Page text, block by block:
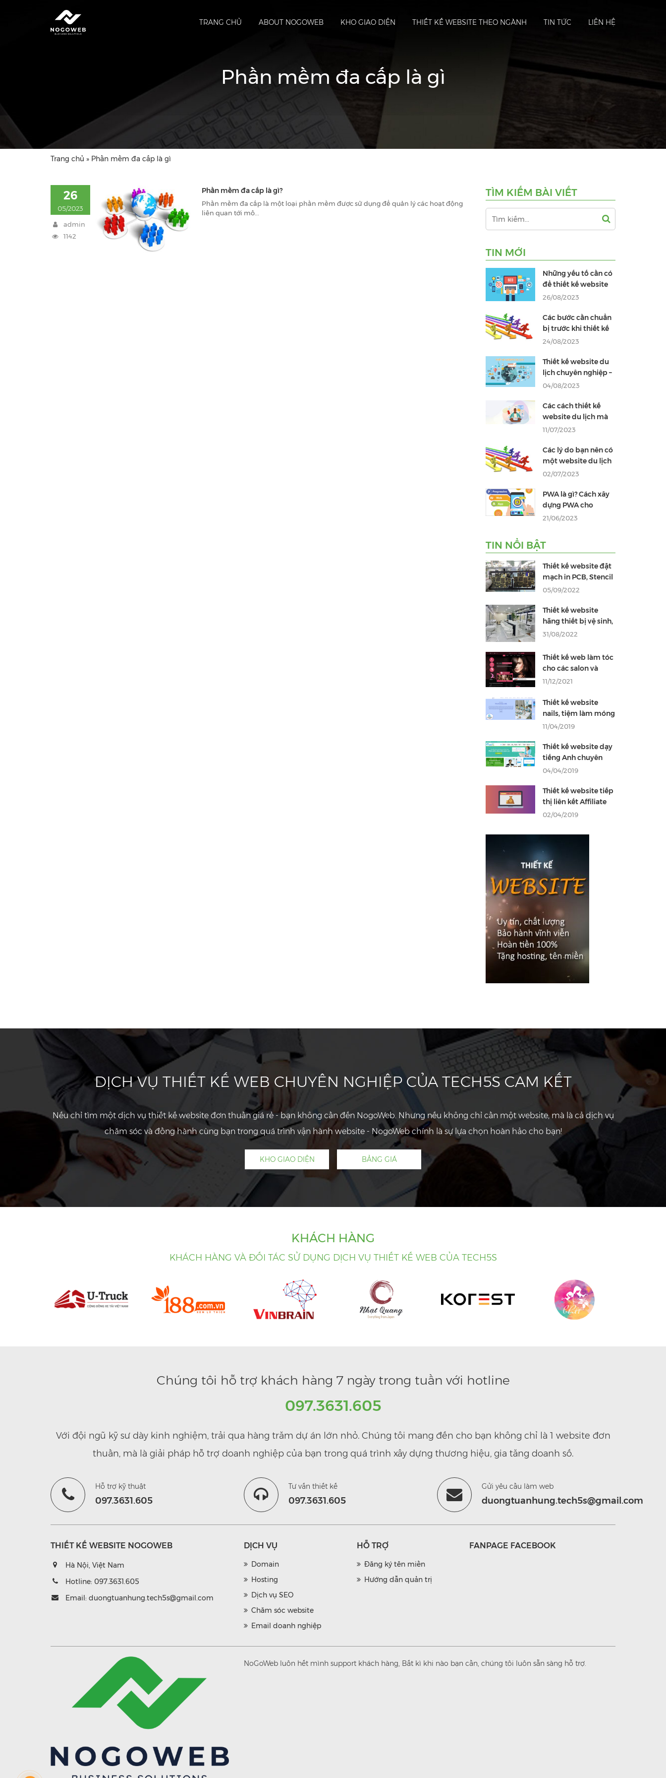
TRANG CHỦ ABOUT NOGOWEB KHO GIAO DIỆN THIẾT KẾ WEBSITE THEO NGÀNH TIN TỨC LIÊN HỆ
Phần mềm đa cấp là gì
Trang chủ » Phần mềm đa cấp là gì
26
05/2023
admin
1142
Phần mềm đa cấp là gì?
Phần mềm đa cấp là một loại phần mềm được sử dụng để quản lý các hoạt động
liên quan tới mô...
TÌM KIẾM BÀI VIẾT
TIN MỚI
Những yếu tố cần có
để thiết kế website
du lịch đẹp
26/08/2023
Các bước cần chuẩn
bị trước khi thiết kế
website du lịch
24/08/2023
Thiết kế website du
lịch chuyên nghiệp –
chuẩn SEO
04/08/2023
Các cách thiết kế
website du lịch mà
bạn không thể bỏ
11/07/2023
Các lý do bạn nên có
một website du lịch
02/07/2023
PWA là gì? Cách xây
dựng PWA cho
website
21/06/2023
TIN NỔI BẬT
Thiết kế website đặt
mạch in PCB, Stencil
05/09/2022
Thiết kế website
hãng thiết bị vệ sinh,
phòng tắm chuyên
31/08/2022
Thiết kế web làm tóc
cho các salon và
tiệm làm tóc chuyên
11/12/2021
Thiết kế website
nails, tiệm làm móng
chuyên nghiệp thu
11/04/2019
Thiết kế website dạy
tiếng Anh chuyên
nghiệp thu hút học
04/04/2019
Thiết kế website tiếp
thị liên kết Affiliate
kiếm tiền online hiệu
02/04/2019
DỊCH VỤ THIẾT KẾ WEB CHUYÊN NGHIỆP CỦA TECH5S CAM KẾT
Nếu chỉ tìm một dịch vụ thiết kế website đơn thuần giá rẻ - bạn không cần đến NogoWeb. Nhưng nếu không chỉ cần một website, mà là cả dịch vụ
chăm sóc và đồng hành cùng bạn trong quá trình vận hành website - NogoWeb chính là sự lựa chọn hoàn hảo cho bạn!
KHO GIAO DIỆN BẢNG GIÁ
KHÁCH HÀNG
KHÁCH HÀNG VÀ ĐỐI TÁC SỬ DỤNG DỊCH VỤ THIẾT KẾ WEB CỦA TECH5S
Chúng tôi hỗ trợ khách hàng 7 ngày trong tuần với hotline
097.3631.605
Với đội ngũ kỹ sư dày kinh nghiệm, trải qua hàng trăm dự án lớn nhỏ. Chúng tôi mang đến cho bạn không chỉ là 1 website đơn
thuần, mà là giải pháp hỗ trợ doanh nghiệp của bạn trong quá trình xây dựng thương hiệu, gia tăng doanh số.
Hỗ trợ kỹ thuật
097.3631.605
Tư vấn thiết kế
097.3631.605
Gửi yêu cầu làm web
duongtuanhung.tech5s@gmail.com
THIẾT KẾ WEBSITE NOGOWEB
Hà Nội, Việt Nam
Hotline: 097.3631.605
Email: duongtuanhung.tech5s@gmail.com
DỊCH VỤ
Domain
Hosting
Dịch vụ SEO
Chăm sóc website
Email doanh nghiệp
HỖ TRỢ
Đăng ký tên miền
Hướng dẫn quản trị
FANPAGE FACEBOOK
NoGoWeb luôn hết mình support khách hàng, Bất kì khi nào bạn cần, chúng tôi luôn sẵn sàng hỗ trợ.